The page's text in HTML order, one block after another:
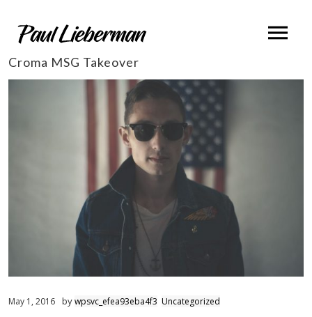
Croma MSG Takeover
May 1, 2016 bywpsvc_efea93eba4f3 Uncategorized